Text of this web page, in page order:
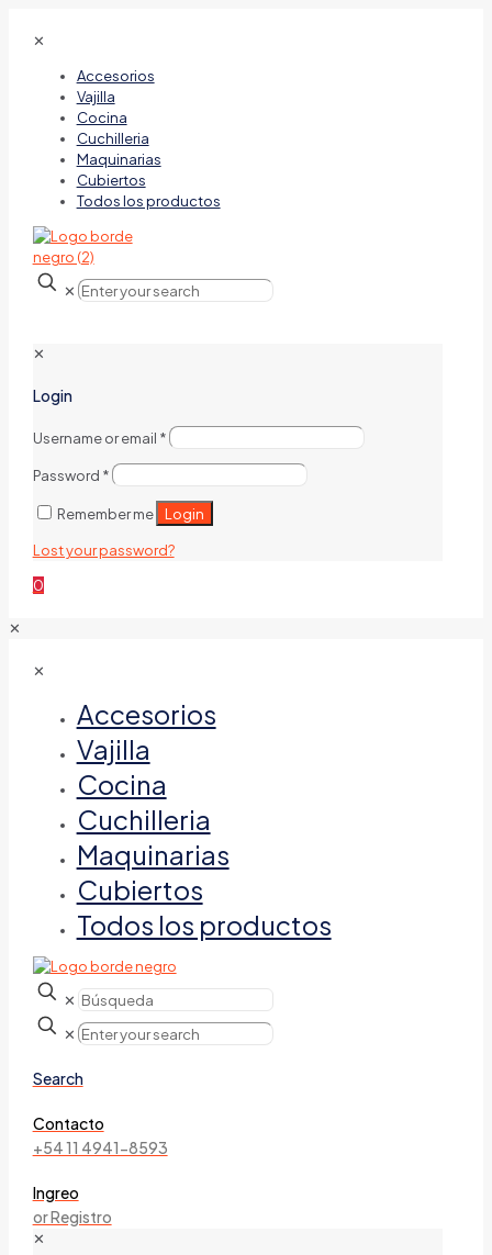
✕
Accesorios
Vajilla
Cocina
Cuchilleria
Maquinarias
Cubiertos
Todos los productos
✕
✕
Login
Username or email *
Password *
Remember me Login
Lost your password?
0
✕
✕
Accesorios
Vajilla
Cocina
Cuchilleria
Maquinarias
Cubiertos
Todos los productos
✕
✕
Search
Contacto
+54 11 4941-8593
Ingreo
or Registro
✕